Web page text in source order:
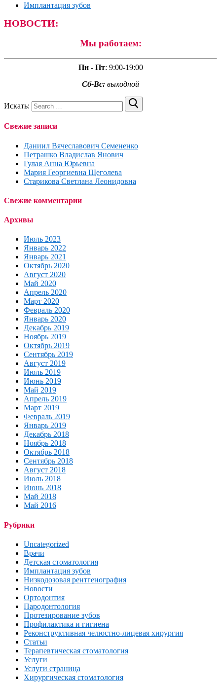
Имплантация зубов
НОВОСТИ:
Мы работаем:
Пн - Пт: 9:00-19:00
Сб-Вс: выходной
Искать:
Свежие записи
Даниил Вячеславович Семененко
Петрашко Владислав Янович
Гулая Анна Юрьевна
Мария Георгиевна Щеголева
Старикова Светлана Леонидовна
Свежие комментарии
Архивы
Июль 2023
Январь 2022
Январь 2021
Октябрь 2020
Август 2020
Май 2020
Апрель 2020
Март 2020
Февраль 2020
Январь 2020
Декабрь 2019
Ноябрь 2019
Октябрь 2019
Сентябрь 2019
Август 2019
Июль 2019
Июнь 2019
Май 2019
Апрель 2019
Март 2019
Февраль 2019
Январь 2019
Декабрь 2018
Ноябрь 2018
Октябрь 2018
Сентябрь 2018
Август 2018
Июль 2018
Июнь 2018
Май 2018
Май 2016
Рубрики
Uncategorized
Врачи
Детская стоматология
Имплантация зубов
Низкодозовая рентгенография
Новости
Ортодонтия
Пародонтология
Протезирование зубов
Профилактика и гигиена
Реконструктивная челюстно-лицевая хирургия
Статьи
Терапевтическая стоматология
Услуги
Услуги страница
Хирургическая стоматология